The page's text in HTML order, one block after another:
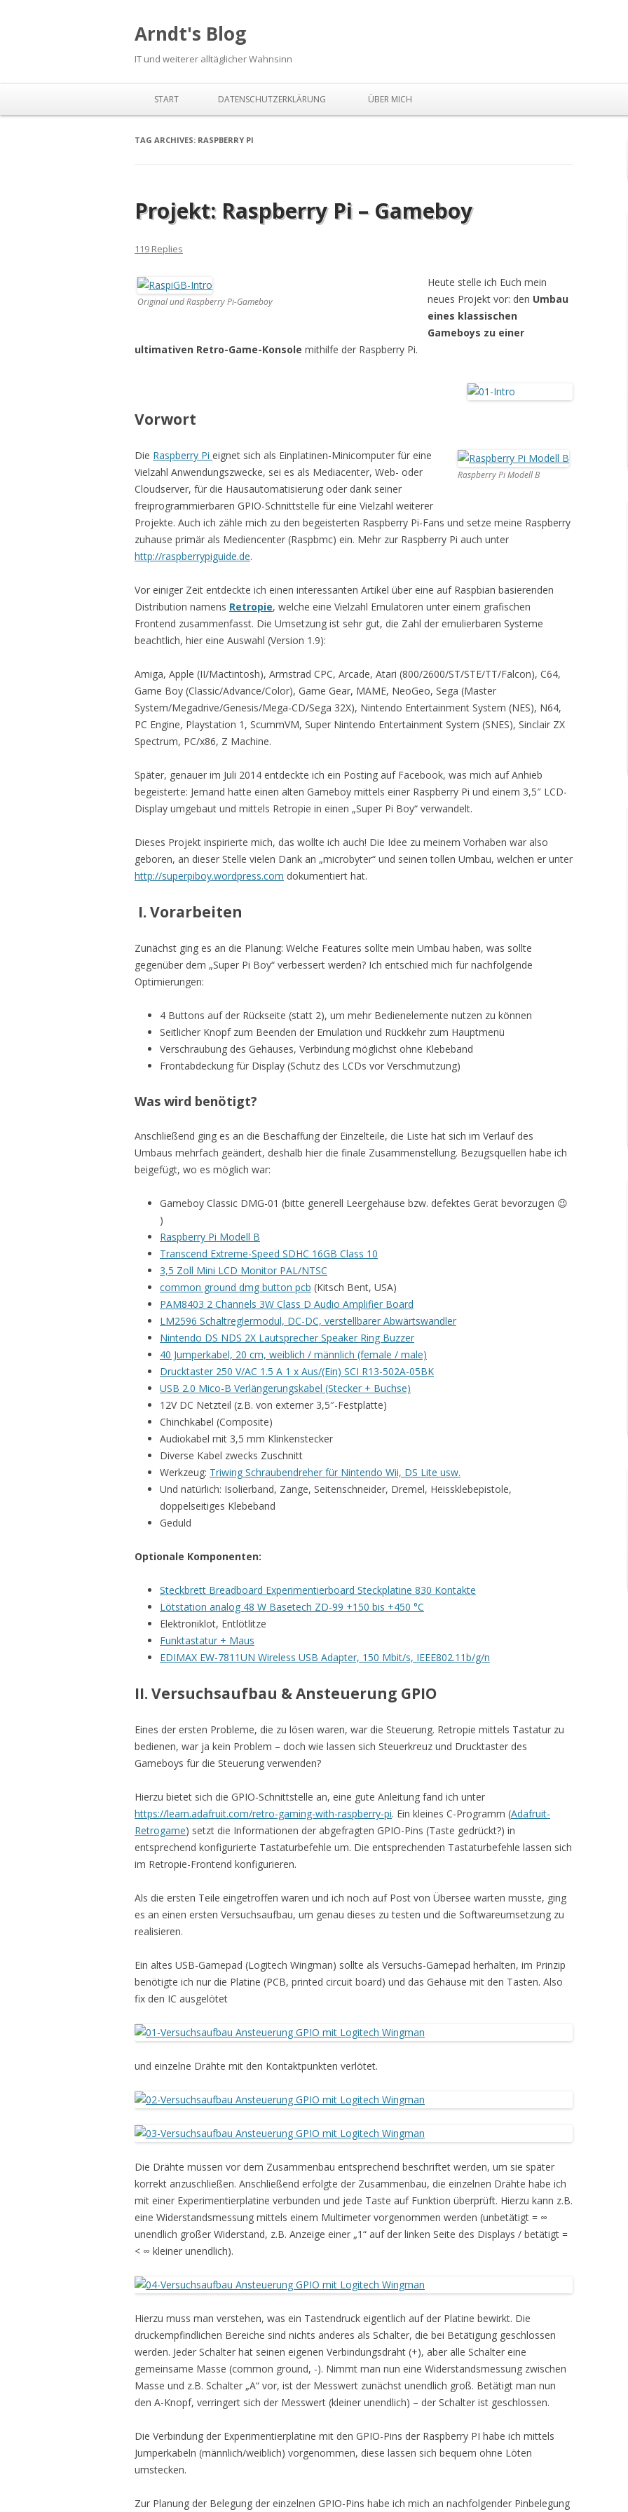
Arndt's Blog
IT und weiterer alltäglicher Wahnsinn
START DATENSCHUTZERKLÄRUNG ÜBER MICH
TAG ARCHIVES: RASPBERRY PI
Projekt: Raspberry Pi – Gameboy
119 Replies
Original und Raspberry Pi-Gameboy
Heute stelle ich Euch mein
neues Projekt vor: den Umbau
eines klassischen
Gameboys zu einer
ultimativen Retro-Game-Konsole mithilfe der Raspberry Pi.
Vorwort
Raspberry Pi Modell B
Die Raspberry Pi eignet sich als Einplatinen-Minicomputer für eine
Vielzahl Anwendungszwecke, sei es als Mediacenter, Web- oder
Cloudserver, für die Hausautomatisierung oder dank seiner
freiprogrammierbaren GPIO-Schnittstelle für eine Vielzahl weiterer
Projekte. Auch ich zähle mich zu den begeisterten Raspberry Pi-Fans und setze meine Raspberry
zuhause primär als Mediencenter (Raspbmc) ein. Mehr zur Raspberry Pi auch unter
http://raspberrypiguide.de.
Vor einiger Zeit entdeckte ich einen interessanten Artikel über eine auf Raspbian basierenden
Distribution namens Retropie, welche eine Vielzahl Emulatoren unter einem grafischen
Frontend zusammenfasst. Die Umsetzung ist sehr gut, die Zahl der emulierbaren Systeme
beachtlich, hier eine Auswahl (Version 1.9):
Amiga, Apple (II/Mactintosh), Armstrad CPC, Arcade, Atari (800/2600/ST/STE/TT/Falcon), C64,
Game Boy (Classic/Advance/Color), Game Gear, MAME, NeoGeo, Sega (Master
System/Megadrive/Genesis/Mega-CD/Sega 32X), Nintendo Entertainment System (NES), N64,
PC Engine, Playstation 1, ScummVM, Super Nintendo Entertainment System (SNES), Sinclair ZX
Spectrum, PC/x86, Z Machine.
Später, genauer im Juli 2014 entdeckte ich ein Posting auf Facebook, was mich auf Anhieb
begeisterte: Jemand hatte einen alten Gameboy mittels einer Raspberry Pi und einem 3,5″ LCD-
Display umgebaut und mittels Retropie in einen „Super Pi Boy“ verwandelt.
Dieses Projekt inspirierte mich, das wollte ich auch! Die Idee zu meinem Vorhaben war also
geboren, an dieser Stelle vielen Dank an „microbyter“ und seinen tollen Umbau, welchen er unter
http://superpiboy.wordpress.com dokumentiert hat.
I. Vorarbeiten
Zunächst ging es an die Planung: Welche Features sollte mein Umbau haben, was sollte
gegenüber dem „Super Pi Boy“ verbessert werden? Ich entschied mich für nachfolgende
Optimierungen:
4 Buttons auf der Rückseite (statt 2), um mehr Bedienelemente nutzen zu können
Seitlicher Knopf zum Beenden der Emulation und Rückkehr zum Hauptmenü
Verschraubung des Gehäuses, Verbindung möglichst ohne Klebeband
Frontabdeckung für Display (Schutz des LCDs vor Verschmutzung)
Was wird benötigt?
Anschließend ging es an die Beschaffung der Einzelteile, die Liste hat sich im Verlauf des
Umbaus mehrfach geändert, deshalb hier die finale Zusammenstellung. Bezugsquellen habe ich
beigefügt, wo es möglich war:
Gameboy Classic DMG-01 (bitte generell Leergehäuse bzw. defektes Gerät bevorzugen 😉
)
Raspberry Pi Modell B
Transcend Extreme-Speed SDHC 16GB Class 10
3,5 Zoll Mini LCD Monitor PAL/NTSC
common ground dmg button pcb (Kitsch Bent, USA)
PAM8403 2 Channels 3W Class D Audio Amplifier Board
LM2596 Schaltreglermodul, DC-DC, verstellbarer Abwärtswandler
Nintendo DS NDS 2X Lautsprecher Speaker Ring Buzzer
40 Jumperkabel, 20 cm, weiblich / männlich (female / male)
Drucktaster 250 V/AC 1.5 A 1 x Aus/(Ein) SCI R13-502A-05BK
USB 2.0 Mico-B Verlängerungskabel (Stecker + Buchse)
12V DC Netzteil (z.B. von externer 3,5″-Festplatte)
Chinchkabel (Composite)
Audiokabel mit 3,5 mm Klinkenstecker
Diverse Kabel zwecks Zuschnitt
Werkzeug: Triwing Schraubendreher für Nintendo Wii, DS Lite usw.
Und natürlich: Isolierband, Zange, Seitenschneider, Dremel, Heissklebepistole,
doppelseitiges Klebeband
Geduld
Optionale Komponenten:
Steckbrett Breadboard Experimentierboard Steckplatine 830 Kontakte
Lötstation analog 48 W Basetech ZD-99 +150 bis +450 °C
Elektroniklot, Entlötlitze
Funktastatur + Maus
EDIMAX EW-7811UN Wireless USB Adapter, 150 Mbit/s, IEEE802.11b/g/n
II. Versuchsaufbau & Ansteuerung GPIO
Eines der ersten Probleme, die zu lösen waren, war die Steuerung. Retropie mittels Tastatur zu
bedienen, war ja kein Problem – doch wie lassen sich Steuerkreuz und Drucktaster des
Gameboys für die Steuerung verwenden?
Hierzu bietet sich die GPIO-Schnittstelle an, eine gute Anleitung fand ich unter
https://learn.adafruit.com/retro-gaming-with-raspberry-pi. Ein kleines C-Programm (Adafruit-
Retrogame) setzt die Informationen der abgefragten GPIO-Pins (Taste gedrückt?) in
entsprechend konfigurierte Tastaturbefehle um. Die entsprechenden Tastaturbefehle lassen sich
im Retropie-Frontend konfigurieren.
Als die ersten Teile eingetroffen waren und ich noch auf Post von Übersee warten musste, ging
es an einen ersten Versuchsaufbau, um genau dieses zu testen und die Softwareumsetzung zu
realisieren.
Ein altes USB-Gamepad (Logitech Wingman) sollte als Versuchs-Gamepad herhalten, im Prinzip
benötigte ich nur die Platine (PCB, printed circuit board) und das Gehäuse mit den Tasten. Also
fix den IC ausgelötet
und einzelne Drähte mit den Kontaktpunkten verlötet.
Die Drähte müssen vor dem Zusammenbau entsprechend beschriftet werden, um sie später
korrekt anzuschließen. Anschließend erfolgte der Zusammenbau, die einzelnen Drähte habe ich
mit einer Experimentierplatine verbunden und jede Taste auf Funktion überprüft. Hierzu kann z.B.
eine Widerstandsmessung mittels einem Multimeter vorgenommen werden (unbetätigt = ∞
unendlich großer Widerstand, z.B. Anzeige einer „1“ auf der linken Seite des Displays / betätigt =
< ∞ kleiner unendlich).
Hierzu muss man verstehen, was ein Tastendruck eigentlich auf der Platine bewirkt. Die
druckempfindlichen Bereiche sind nichts anderes als Schalter, die bei Betätigung geschlossen
werden. Jeder Schalter hat seinen eigenen Verbindungsdraht (+), aber alle Schalter eine
gemeinsame Masse (common ground, -). Nimmt man nun eine Widerstandsmessung zwischen
Masse und z.B. Schalter „A“ vor, ist der Messwert zunächst unendlich groß. Betätigt man nun
den A-Knopf, verringert sich der Messwert (kleiner unendlich) – der Schalter ist geschlossen.
Die Verbindung der Experimentierplatine mit den GPIO-Pins der Raspberry PI habe ich mittels
Jumperkabeln (männlich/weiblich) vorgenommen, diese lassen sich bequem ohne Löten
umstecken.
Zur Planung der Belegung der einzelnen GPIO-Pins habe ich mich an nachfolgender Pinbelegung